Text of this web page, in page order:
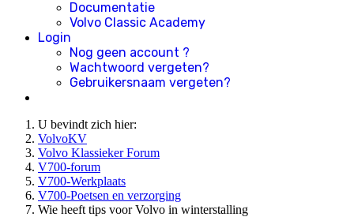
Documentatie
Volvo Classic Academy
Login
Nog geen account ?
Wachtwoord vergeten?
Gebruikersnaam vergeten?
U bevindt zich hier:
VolvoKV
Volvo Klassieker Forum
V700-forum
V700-Werkplaats
V700-Poetsen en verzorging
Wie heeft tips voor Volvo in winterstalling